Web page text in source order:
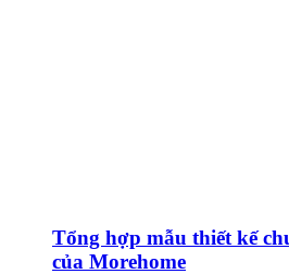
Tổng hợp mẫu thiết kế
của Morehome